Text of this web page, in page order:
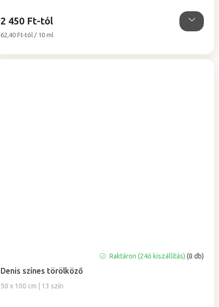
2 450 Ft-tól
Egységár:
62,40 Ft-tól / 10 ml
Denis színes törölköző
50 x 100 cm | 13 szín
termék
átlagos
értékelése
Raktáron (24ó kiszállítás)(8 db)